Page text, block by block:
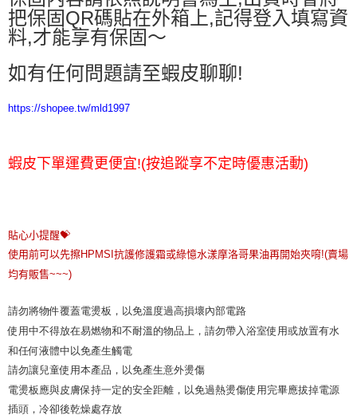
把保固QR碼貼在外箱上,記得登入填寫資
料,才能享有保固～
如有任何問題請至蝦皮聊聊!
https://shopee.tw/mld1997
蝦皮下單運費更便宜!(按追蹤享不定時優惠活動)
貼心小提醒💝
使用前可以先擦HPMSI抗護修護霜或綠憶水漾摩洛哥果油再開始夾唷!(賣場
均有販售~~~)
請勿將物件覆蓋電燙板，以免溫度過高損壞內部電路
使用中不得放在易燃物和不耐溫的物品上，請勿帶入浴室使用或放置有水
和任何液體中以免產生觸電
請勿讓兒童使用本產品，以免產生意外燙傷
電燙板應與皮膚保持一定的安全距離，以免過熱燙傷使用完畢應拔掉電源
插頭，冷卻後乾燥處存放